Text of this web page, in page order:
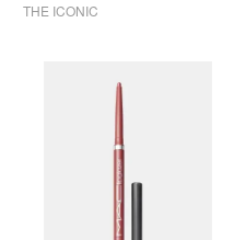
THE ICONIC